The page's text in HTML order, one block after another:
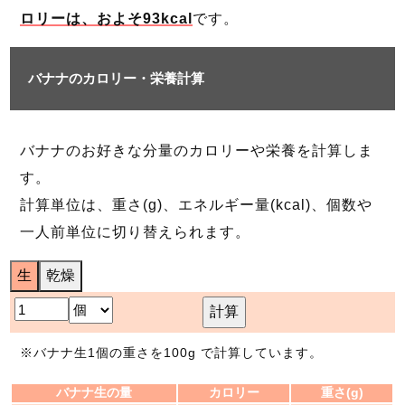
ロリーは、およそ93kcal です。
バナナのカロリー・栄養計算
バナナのお好きな分量のカロリーや栄養を計算しま
す。
計算単位は、重さ(g)、エネルギー量(kcal)、個数や
一人前単位に切り替えられます。
生 乾燥
計算
※バナナ生1個の重さを100g で計算しています。
バナナ生の量 カロリー 重さ(g)